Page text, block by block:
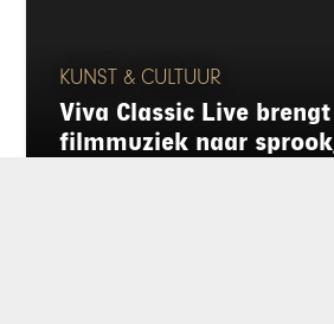
KUNST & CULTUUR
Viva Classic Live brengt
filmmuziek naar